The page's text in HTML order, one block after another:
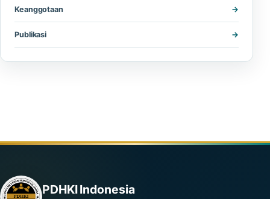
Keanggotaan
Publikasi
PDHKI Indonesia